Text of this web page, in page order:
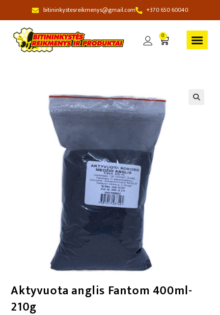
bitininkystesreikmenys@gmail.com +370 650 60040
0
Aktyvuota anglis Fantom 400ml-
210g